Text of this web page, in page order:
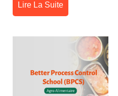
Lire La Suite